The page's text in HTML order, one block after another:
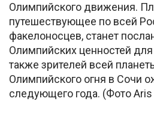
Олимпийского движения.
путешествующее по всей
факелоносцев, станет
Олимпийских ценностей
также зрителей всей
Олимпийского огня в Сочи
следующего года. (Фото Aris